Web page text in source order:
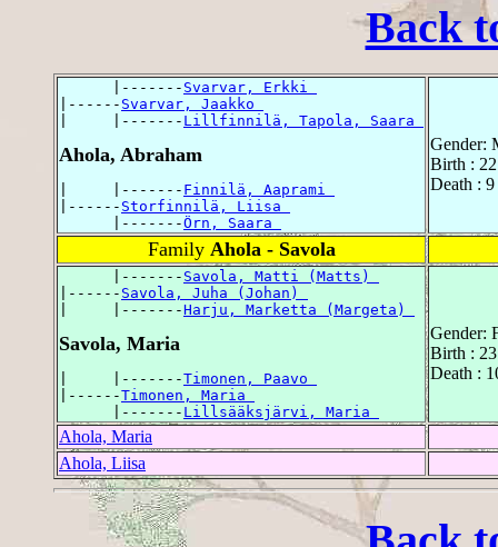
Back
      |-------
Svarvar, Erkki
|------ Svarvar, Jaakko
|     |------- Lillfinnilä, Tapola, Saara
Ahola, Abraham
|     |------- Finnilä, Aaprami
|------ Storfinnilä, Liisa
      |-------
Örn, Saara
Gender:
Birth :
Death :
Family Ahola - Savola
      |-------
Savola, Matti (Matts)
|------ Savola, Juha (Johan)
|     |-------Harju, Marketta (Margeta)
Savola, Maria
|     |-------Timonen, Paavo
|------Timonen, Maria
      |-------
Lillsääksjärvi, Maria
Gender:
Birth :
Death :
Ahola, Maria
Ahola, Liisa